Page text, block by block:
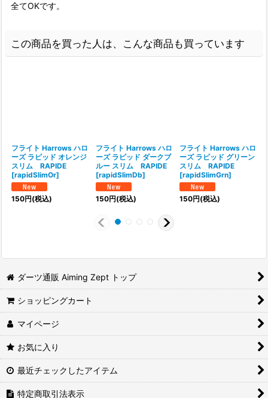
全てOKです。
この商品を買った人は、こんな商品も買っています
フライト Harrows ハロ
ーズ ラピッド オレンジ
スリム RAPIDE
[rapidSlimOr]
150円(税込)
フライト Harrows ハロ
ーズ ラピッド ダークブ
ルー スリム RAPIDE
[rapidSlimDb]
150円(税込)
フライト Harrows ハロ
ーズ ラピッド グリーン
スリム RAPIDE
[rapidSlimGrn]
150円(税込)
ダーツ通販 Aiming Zept トップ
ショッピングカート
マイページ
お気に入り
最近チェックしたアイテム
特定商取引法表示